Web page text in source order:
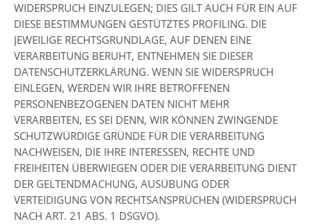
WIDERSPRUCH EINZULEGEN; DIES GILT AUCH FÜR EIN AUF
DIESE BESTIMMUNGEN GESTÜTZTES PROFILING. DIE
JEWEILIGE RECHTSGRUNDLAGE, AUF DENEN EINE
VERARBEITUNG BERUHT, ENTNEHMEN SIE DIESER
DATENSCHUTZERKLÄRUNG. WENN SIE WIDERSPRUCH
EINLEGEN, WERDEN WIR IHRE BETROFFENEN
PERSONENBEZOGENEN DATEN NICHT MEHR
VERARBEITEN, ES SEI DENN, WIR KÖNNEN ZWINGENDE
SCHUTZWÜRDIGE GRÜNDE FÜR DIE VERARBEITUNG
NACHWEISEN, DIE IHRE INTERESSEN, RECHTE UND
FREIHEITEN ÜBERWIEGEN ODER DIE VERARBEITUNG DIENT
DER GELTENDMACHUNG, AUSÜBUNG ODER
VERTEIDIGUNG VON RECHTSANSPRÜCHEN (WIDERSPRUCH
NACH ART. 21 ABS. 1 DSGVO).